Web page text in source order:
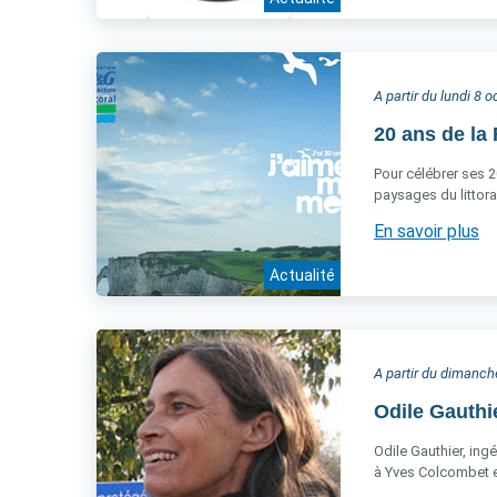
Actualité
A partir du lundi 8
20 ans de
Pour célébrer ses
paysages du
En savoir plus
A partir du
Odile
Odile Gauthier,
à Yves Colcombet